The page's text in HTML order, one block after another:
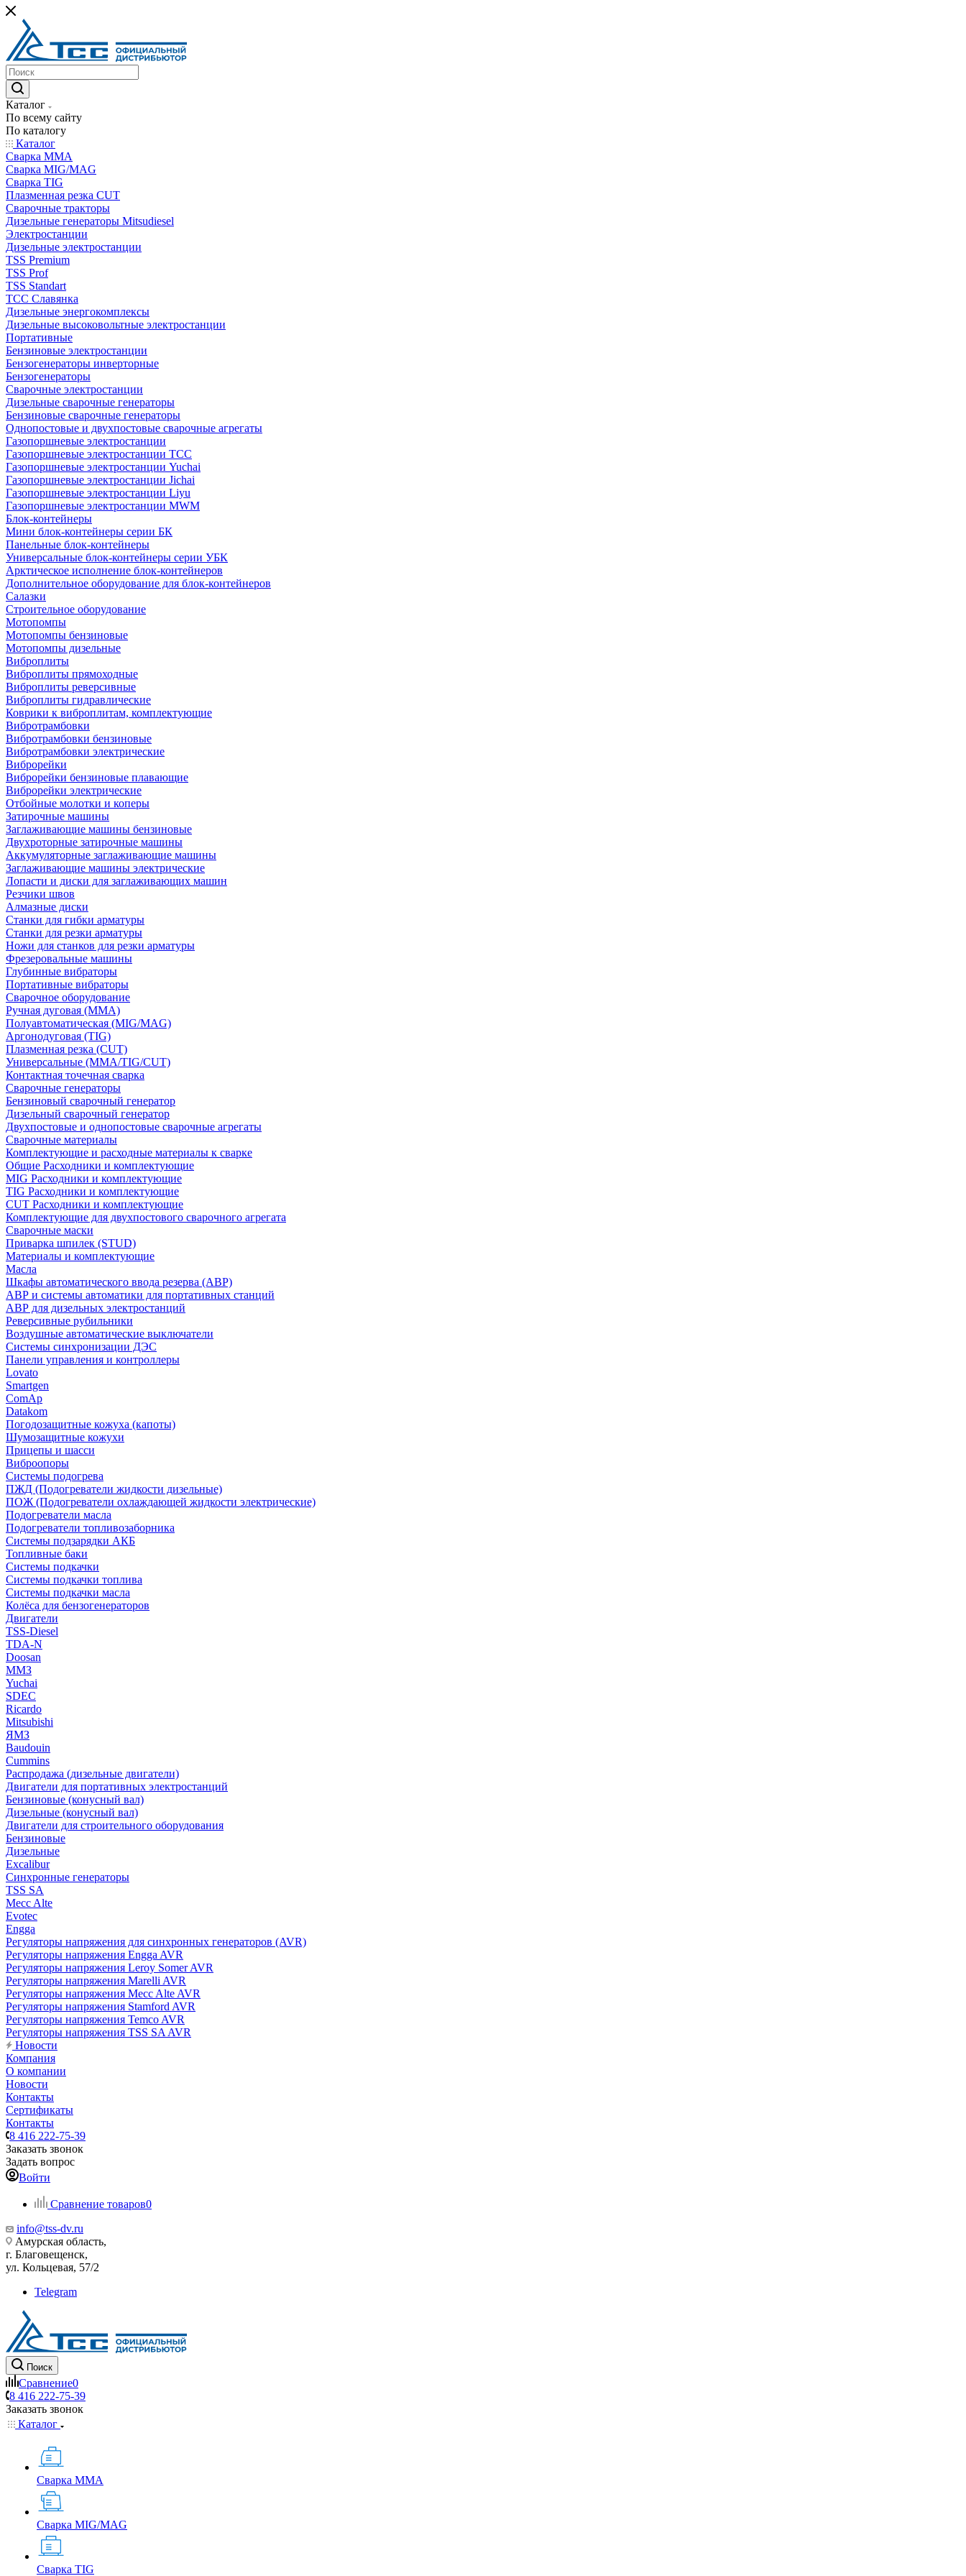
Каталог
По всему сайту
По каталогу
Каталог
Сварка MMA
Сварка MIG/MAG
Сварка TIG
Плазменная резка CUT
Сварочные тракторы
Дизельные генераторы Mitsudiesel
Электростанции
Дизельные электростанции
TSS Premium
TSS Prof
TSS Standart
ТСС Славянка
Дизельные энергокомплексы
Дизельные высоковольтные электростанции
Портативные
Бензиновые электростанции
Бензогенераторы инверторные
Бензогенераторы
Сварочные электростанции
Дизельные сварочные генераторы
Бензиновые сварочные генераторы
Однопостовые и двухпостовые сварочные агрегаты
Газопоршневые электростанции
Газопоршневые электростанции ТСС
Газопоршневые электростанции Yuchai
Газопоршневые электростанции Jichai
Газопоршневые электростанции Liyu
Газопоршневые электростанции MWM
Блок-контейнеры
Мини блок-контейнеры серии БК
Панельные блок-контейнеры
Универсальные блок-контейнеры серии УБК
Арктическое исполнение блок-контейнеров
Дополнительное оборудование для блок-контейнеров
Салазки
Строительное оборудование
Мотопомпы
Мотопомпы бензиновые
Мотопомпы дизельные
Виброплиты
Виброплиты прямоходные
Виброплиты реверсивные
Виброплиты гидравлические
Коврики к виброплитам, комплектующие
Вибротрамбовки
Вибротрамбовки бензиновые
Вибротрамбовки электрические
Виброрейки
Виброрейки бензиновые плавающие
Виброрейки электрические
Отбойные молотки и коперы
Затирочные машины
Заглаживающие машины бензиновые
Двухроторные затирочные машины
Аккумуляторные заглаживающие машины
Заглаживающие машины электрические
Лопасти и диски для заглаживающих машин
Резчики швов
Алмазные диски
Станки для гибки арматуры
Станки для резки арматуры
Ножи для станков для резки арматуры
Фрезеровальные машины
Глубинные вибраторы
Портативные вибраторы
Сварочное оборудование
Ручная дуговая (MMA)
Полуавтоматическая (MIG/MAG)
Аргонодуговая (TIG)
Плазменная резка (CUT)
Универсальные (MMA/TIG/CUT)
Контактная точечная сварка
Сварочные генераторы
Бензиновый сварочный генератор
Дизельный сварочный генератор
Двухпостовые и однопостовые сварочные агрегаты
Сварочные материалы
Комплектующие и расходные материалы к сварке
Общие Расходники и комплектующие
MIG Расходники и комплектующие
TIG Расходники и комплектующие
CUT Расходники и комплектующие
Комплектующие для двухпостового сварочного агрегата
Сварочные маски
Приварка шпилек (STUD)
Материалы и комплектующие
Масла
Шкафы автоматического ввода резерва (АВР)
АВР и системы автоматики для портативных станций
АВР для дизельных электростанций
Реверсивные рубильники
Воздушные автоматические выключатели
Системы синхронизации ДЭС
Панели управления и контроллеры
Lovato
Smartgen
ComAp
Datakom
Погодозащитные кожуха (капоты)
Шумозащитные кожухи
Прицепы и шасси
Виброопоры
Системы подогрева
ПЖД (Подогреватели жидкости дизельные)
ПОЖ (Подогреватели охлаждающей жидкости электрические)
Подогреватели масла
Подогреватели топливозаборника
Системы подзарядки АКБ
Топливные баки
Системы подкачки
Системы подкачки топлива
Системы подкачки масла
Колёса для бензогенераторов
Двигатели
TSS-Diesel
TDA-N
Doosan
ММЗ
Yuchai
SDEC
Ricardo
Mitsubishi
ЯМЗ
Baudouin
Cummins
Распродажа (дизельные двигатели)
Двигатели для портативных электростанций
Бензиновые (конусный вал)
Дизельные (конусный вал)
Двигатели для строительного оборудования
Бензиновые
Дизельные
Excalibur
Синхронные генераторы
TSS SA
Mecc Alte
Evotec
Engga
Регуляторы напряжения для синхронных генераторов (AVR)
Регуляторы напряжения Engga AVR
Регуляторы напряжения Leroy Somer AVR
Регуляторы напряжения Marelli AVR
Регуляторы напряжения Mecc Alte AVR
Регуляторы напряжения Stamford AVR
Регуляторы напряжения Temco AVR
Регуляторы напряжения TSS SA AVR
Новости
Компания
О компании
Новости
Контакты
Сертификаты
Контакты
8 416 222-75-39
Заказать звонок
Задать вопрос
Войти
Сравнение товаров0
info@tss-dv.ru
Амурская область,
г. Благовещенск,
ул. Кольцевая, 57/2
Telegram
Поиск
Сравнение0
8 416 222-75-39
Заказать звонок
Каталог
Сварка MMA
Сварка MIG/MAG
Сварка TIG